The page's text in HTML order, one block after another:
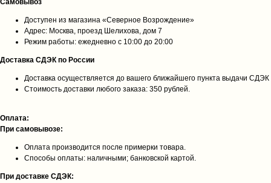
Самовывоз
Доступен из магазина «Северное Возрождение»
Адрес: Москва, проезд Шелихова, дом 7
Режим работы: ежедневно с 10:00 до 20:00
Доставка СДЭК по России
Доставка осуществляется до вашего ближайшего пункта выдачи СДЭК
Стоимость доставки любого заказа: 350 рублей.
Оплата:
При самовывозе:
Оплата производится после примерки товара.
Способы оплаты: наличными; банковской картой.
При доставке СДЭК: